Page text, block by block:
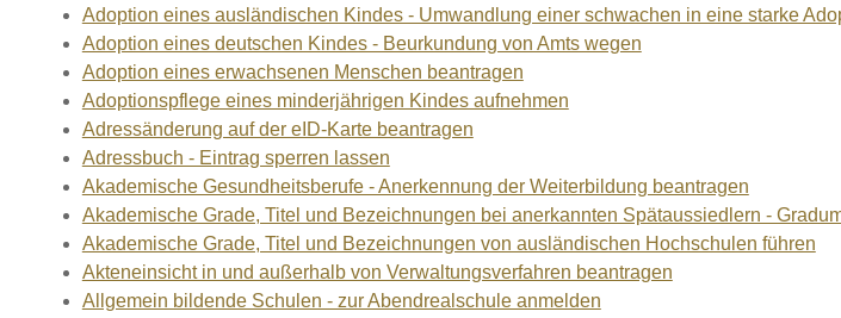
Adoption eines ausländischen Kindes - Umwandlung einer schwachen in eine starke
Adoption eines deutschen Kindes - Beurkundung von Amts wegen
Adoption eines erwachsenen Menschen beantragen
Adoptionspflege eines minderjährigen Kindes aufnehmen
Adressänderung auf der eID-Karte beantragen
Adressbuch - Eintrag sperren lassen
Akademische Gesundheitsberufe - Anerkennung der Weiterbildung beantragen
Akademische Grade, Titel und Bezeichnungen bei anerkannten Spätaussiedlern -
Akademische Grade, Titel und Bezeichnungen von ausländischen Hochschulen führen
Akteneinsicht in und außerhalb von Verwaltungsverfahren beantragen
Allgemein bildende Schulen - zur Abendrealschule anmelden